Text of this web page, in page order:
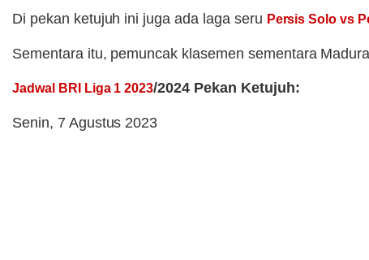
Di pekan ketujuh ini juga ada laga seru Persis Solo vs
Sementara itu, pemuncak klasemen sementara
Jadwal BRI Liga 1 2023/2024 Pekan Ketujuh:
Senin, 7 Agustus 2023